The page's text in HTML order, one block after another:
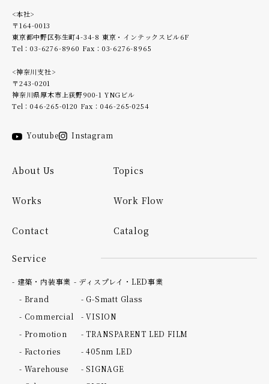
<本社>
〒164-0013
東京都中野区弥生町4-34-8 東京・インテックスビル6F
Tel：03-6276-8960 Fax：03-6276-8965
<神奈川支社>
〒243-0201
神奈川県厚木市上荻野900-1 YNGビル
Tel：046-265-0120 Fax：046-265-0254
Youtube Instagram
About Us Topics
Works Work Flow
Contact Catalog
Service
- 建築・内装事業
- Brand
- Commercial
- Promotion
- Factories
- Warehouse
- ディスプレイ・LED事業
- G-Smatt Glass
- VISION
- TRANSPARENT LED FILM
- 405nm LED
- SIGNAGE